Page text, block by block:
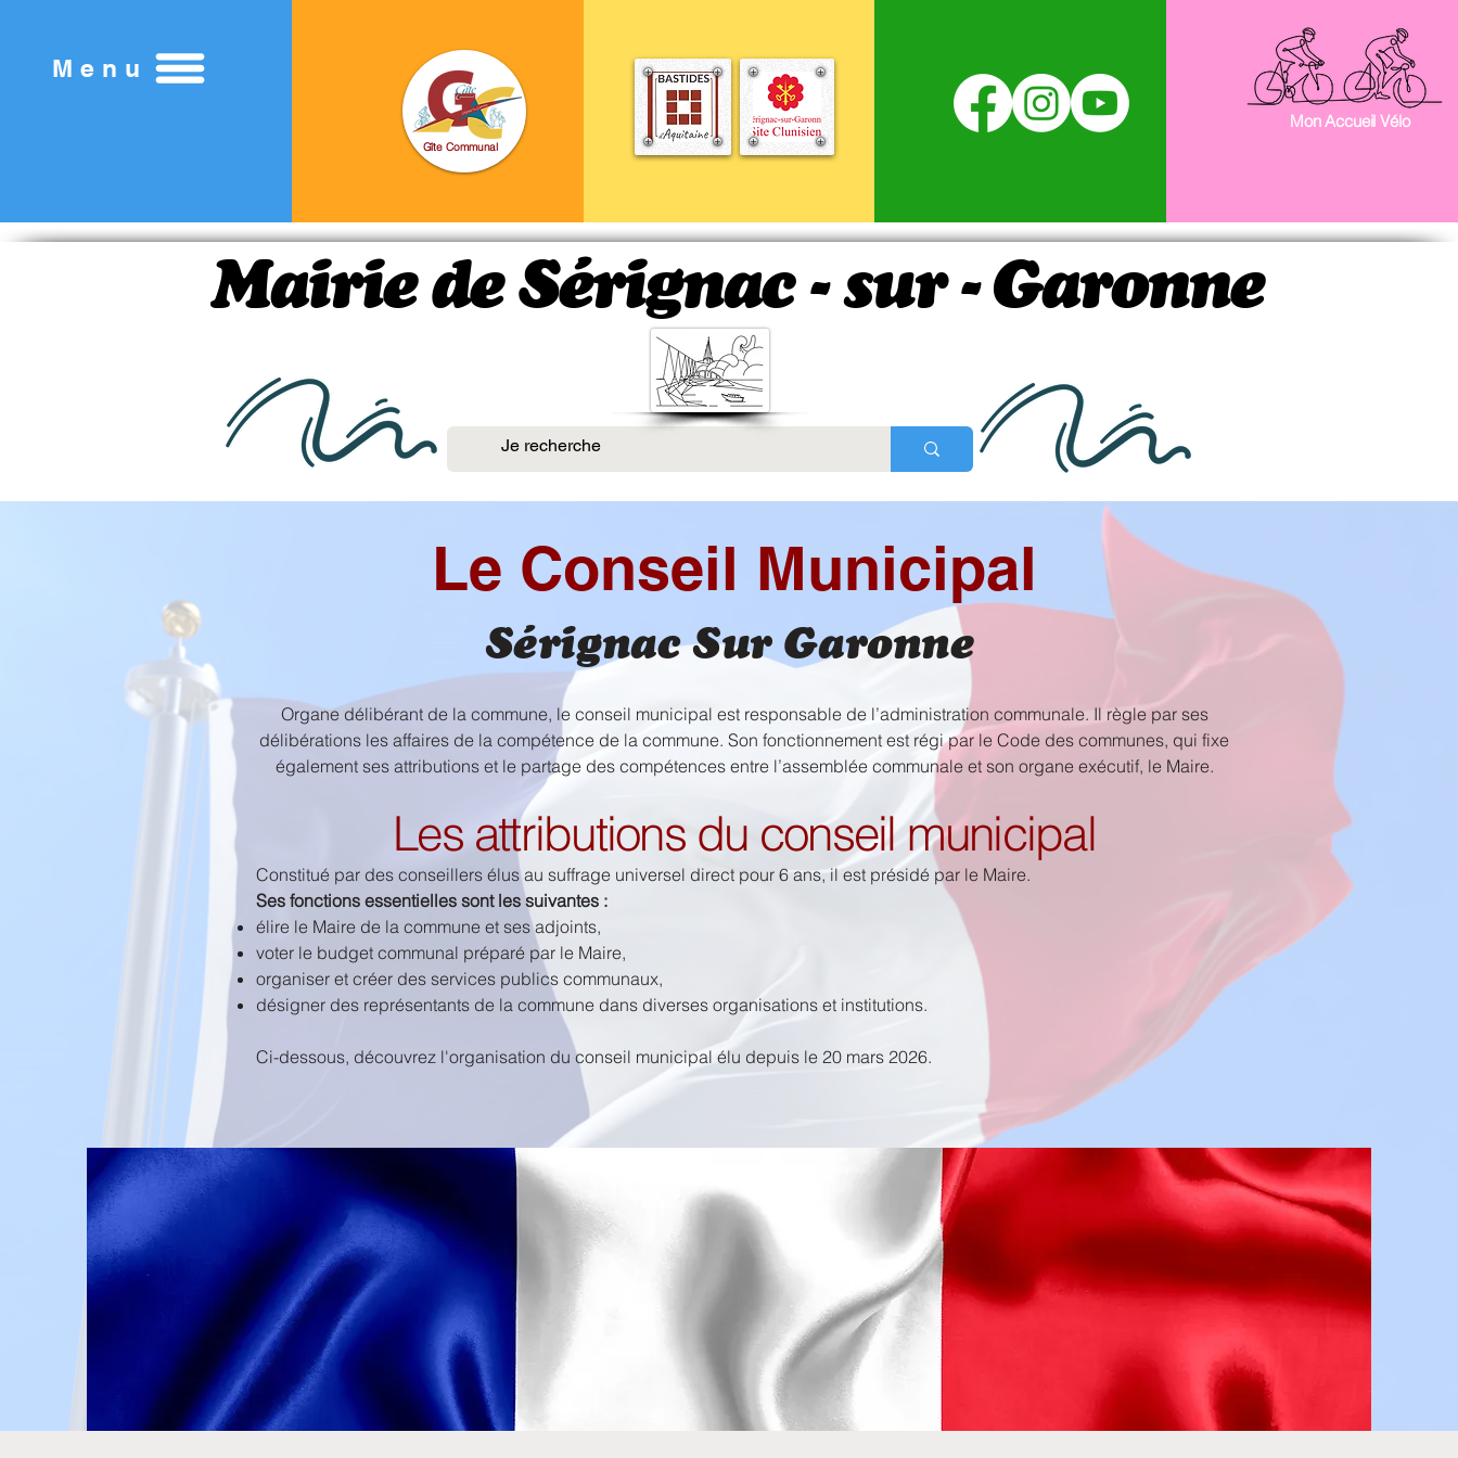
Menu
Gîte Communal
Mon Accueil Vélo
​Mairie de Sérignac - sur - Garonne
Le Conseil Municipal
Sérignac Sur Garonne
Organe délibérant de la commune, le conseil municipal est responsable de l’administration communale. Il règle par ses
délibérations les affaires de la compétence de la commune. Son fonctionnement est régi par le Code des communes, qui fixe
également ses attributions et le partage des compétences entre l’assemblée communale et son organe exécutif, le Maire.
Les attributions du conseil municipal
Constitué par des conseillers élus au suffrage universel direct pour 6 ans, il est présidé par le Maire.
Ses fonctions essentielles sont les suivantes :
élire le Maire de la commune et ses adjoints,
voter le budget communal préparé par le Maire,
organiser et créer des services publics communaux,
désigner des représentants de la commune dans diverses organisations et institutions.
Ci-dessous, découvrez l'organisation du conseil municipal élu depuis le 20 mars 2026.